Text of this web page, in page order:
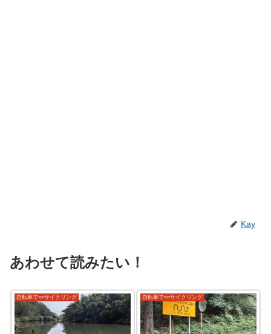
Kay
あわせて読みたい！
自転車で○○サイクリング 自転車で○○サイクリング